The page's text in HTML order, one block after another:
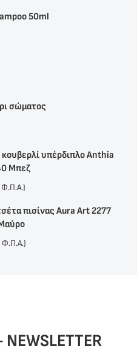
50ml
σώματος
υπέρδιπλο Anthia
Μπεζ
Φ.Π.Α.)
πισίνας Aura Art 2277
Φ.Π.Α.)